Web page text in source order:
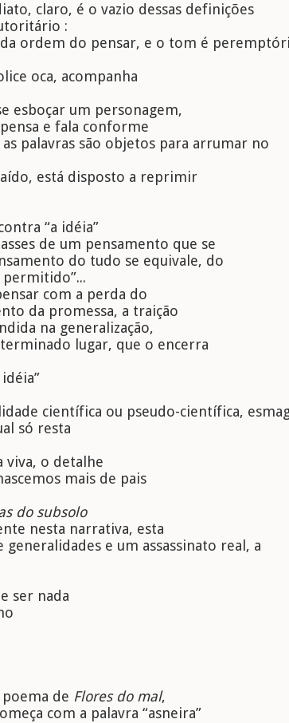
claro, é o vazio dessas definições
:
ordem do pensar, e o tom é
oca, acompanha
esboçar um personagem,
e fala conforme
palavras são objetos para arrumar no
está disposto a reprimir
“a idéia”
de um pensamento que se
do tudo se equivale, do
permitido”...
com a perda do
da promessa, a traição
na generalização,
lugar, que o encerra
científica ou pseudo-científica,
só resta
viva, o detalhe
mais de pais
do subsolo
nesta narrativa, esta
e um assassinato real, a
ser nada
de Flores do mal,
com a palavra “asneira”